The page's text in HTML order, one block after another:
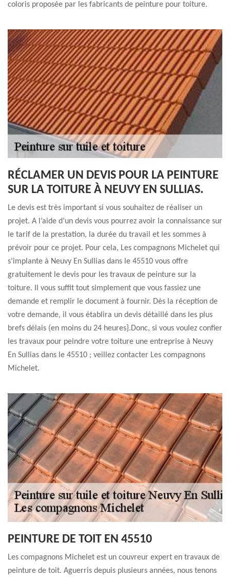
coloris proposée par les fabricants de peinture pour toiture.
RÉCLAMER UN DEVIS POUR LA PEINTURE
SUR LA TOITURE À NEUVY EN SULLIAS.
Le devis est très important si vous souhaitez de réaliser un
projet. A l’aide d’un devis vous pourrez avoir la connaissance sur
le tarif de la prestation, la durée du travail et les sommes à
prévoir pour ce projet. Pour cela, Les compagnons Michelet qui
s’implante à Neuvy En Sullias dans le 45510 vous offre
gratuitement le devis pour les travaux de peinture sur la
toiture. Il vous suffit tout simplement que vous fassiez une
demande et remplir le document à fournir. Dès la réception de
votre demande, il vous établira un devis détaillé dans les plus
brefs délais (en moins du 24 heures}.Donc, si vous voulez confier
les travaux pour peindre votre toiture une entreprise à Neuvy
En Sullias dans le 45510 ; veillez contacter Les compagnons
Michelet.
PEINTURE DE TOIT EN 45510
Les compagnons Michelet est un couvreur expert en travaux de
peinture de toit. Aguerris depuis plusieurs années, nous tenons